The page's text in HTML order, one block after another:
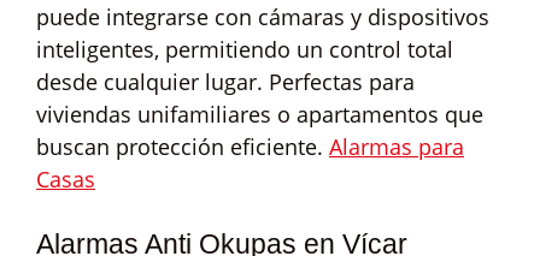
puede integrarse con cámaras y dispositivos
inteligentes, permitiendo un control total
desde cualquier lugar. Perfectas para
viviendas unifamiliares o apartamentos que
buscan protección eficiente. Alarmas para
Casas
Alarmas Anti Okupas en Vícar